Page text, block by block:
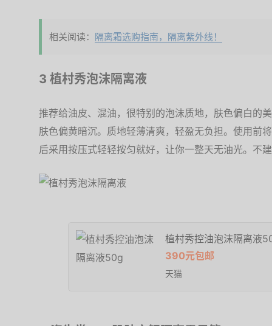
相关阅读： 隔离霜选购指南，隔离紫外线！
3 植村秀泡沫隔离液
推荐给油皮、混油，很特别的泡沫质地，肤色偏白的
肤色偏黄暗沉。质地轻薄清爽，轻盈无负担。使用前
后采用按压式轻轻按匀就好，让你一整天无油光。不
植村秀控油泡沫隔离液
390元包邮
天猫